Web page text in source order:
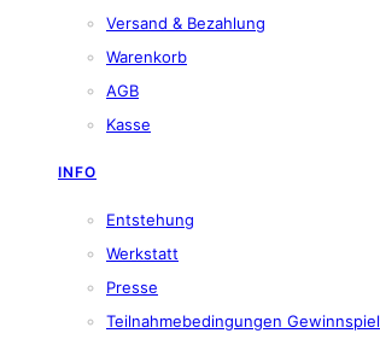
Versand & Bezahlung
Warenkorb
AGB
Kasse
INFO
Entstehung
Werkstatt
Presse
Teilnahmebedingungen Gewinnspiel